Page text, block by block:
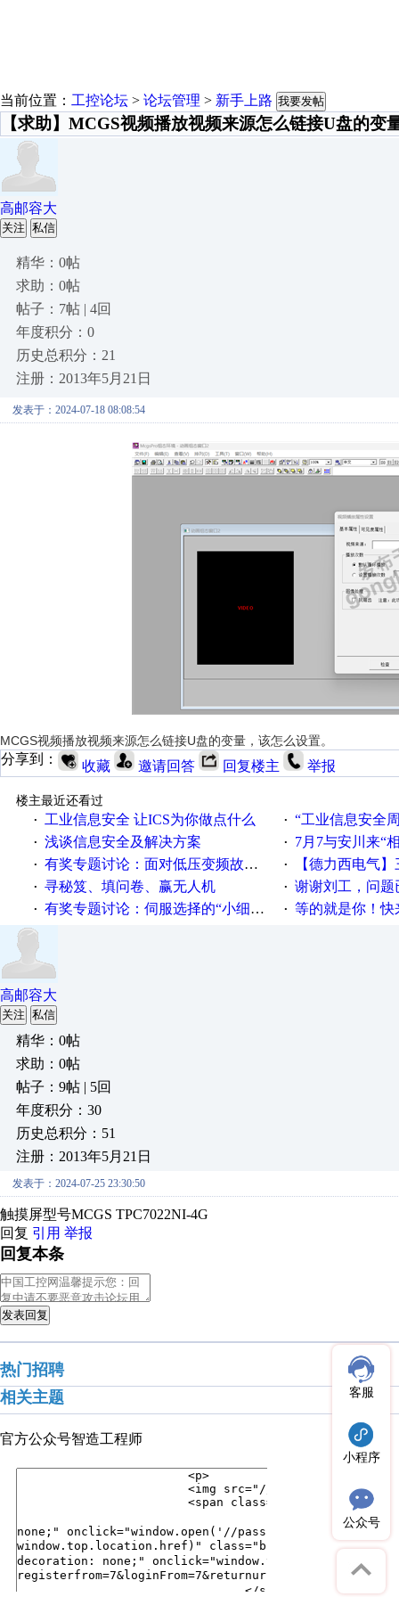
当前位置： 工控论坛 > 论坛管理 > 新手上路 我要发帖
【求助】MCGS视频播放视频来源怎么链接U盘的变
高邮容大
关注 私信
精华：0帖
求助：0帖
帖子：7帖 | 4回
年度积分：0
历史总积分：21
注册：2013年5月21日
发表于：2024-07-18 08:08:54
MCGS视频播放视频来源怎么链接U盘的变量，该怎么设置。
分享到： 收藏 邀请回答 回复楼主 举报
楼主最近还看过
·
工业信息安全 让ICS为你做点什么 · “工业信息安全周之我见”
· 浅谈信息安全及解决方案 · 7月7与安川来“
· 有奖专题讨论：面对低压变频故障，老手是这样解决的！ · 【德力西电气】三
· 寻秘笈、填问卷、赢无人机 · 谢谢刘工，问题
· 有奖专题讨论：伺服选择的“小细节大学问”奖励公告 · 等的就是你！快来
高邮容大
关注 私信
精华：0帖
求助：0帖
帖子：9帖 | 5回
年度积分：30
历史总积分：51
注册：2013年5月21日
发表于：2024-07-25 23:30:50
触摸屏型号MCGS TPC7022NI-4G
回复 引用 举报
回复本条
发表回复
热门招聘
相关主题
官方公众号智造工程师
客服
小程序
公众号